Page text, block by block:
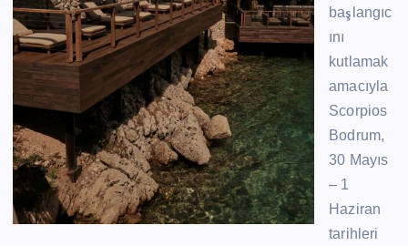
başlangıc
ını
kutlamak
amacıyla
Scorpios
Bodrum,
30 Mayıs
– 1
Haziran
tarihleri